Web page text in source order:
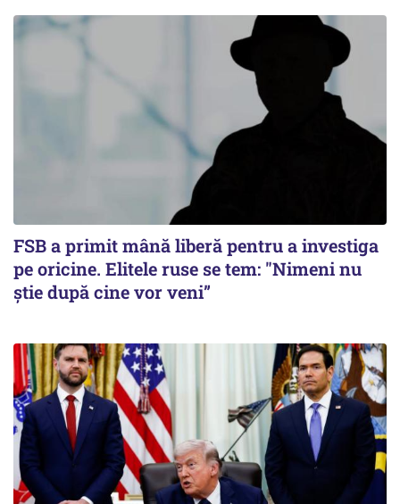
FSB a primit mână liberă pentru a investiga
pe oricine. Elitele ruse se tem: "Nimeni nu
știe după cine vor veni”